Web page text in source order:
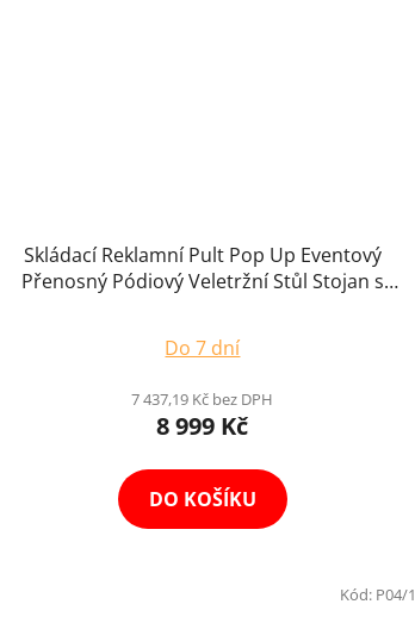
Skládací Reklamní Pult Pop Up Eventový
Přenosný Pódiový Veletržní Stůl Stojan s
Do 7 dní
7 437,19 Kč bez DPH
8 999 Kč
DO KOŠÍKU
Kód: P04/1